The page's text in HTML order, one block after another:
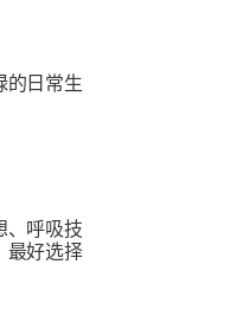
的日常生
、呼吸技
最好选择